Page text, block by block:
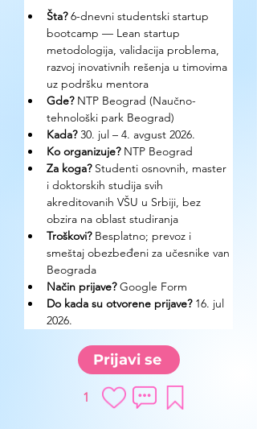
Šta? 6-dnevni studentski startup
bootcamp — Lean startup
metodologija, validacija problema,
razvoj inovativnih rešenja u timovima
uz podršku mentora
Gde? NTP Beograd (Naučno-
tehnološki park Beograd)
Kada? 30. jul – 4. avgust 2026.
Ko organizuje? NTP Beograd
Za koga? Studenti osnovnih, master
i doktorskih studija svih
akreditovanih VŠU u Srbiji, bez
obzira na oblast studiranja
Troškovi? Besplatno; prevoz i
smeštaj obezbeđeni za učesnike van
Beograda
Način prijave? Google Form
Do kada su otvorene prijave? 16. jul
2026.
Prijavi se
1